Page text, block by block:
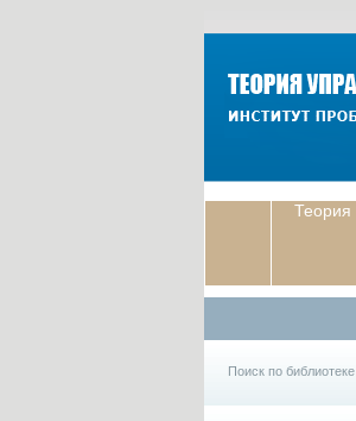
Теория
Поиск по библиотеке